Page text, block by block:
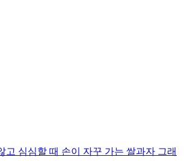
심심할 때 손이 자꾸 가는 쌀과자 그래